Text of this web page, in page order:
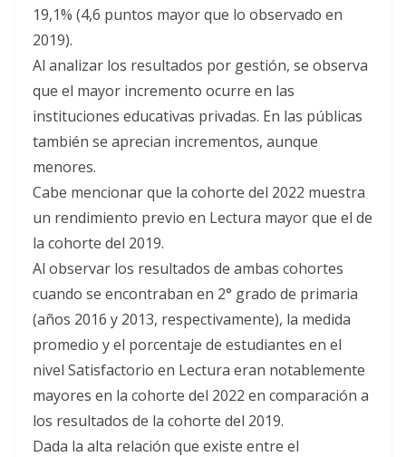
19,1% (4,6 puntos mayor que lo observado en
2019).
Al analizar los resultados por gestión, se observa
que el mayor incremento ocurre en las
instituciones educativas privadas. En las públicas
también se aprecian incrementos, aunque
menores.
Cabe mencionar que la cohorte del 2022 muestra
un rendimiento previo en Lectura mayor que el de
la cohorte del 2019.
Al observar los resultados de ambas cohortes
cuando se encontraban en 2° grado de primaria
(años 2016 y 2013, respectivamente), la medida
promedio y el porcentaje de estudiantes en el
nivel Satisfactorio en Lectura eran notablemente
mayores en la cohorte del 2022 en comparación a
los resultados de la cohorte del 2019.
Dada la alta relación que existe entre el